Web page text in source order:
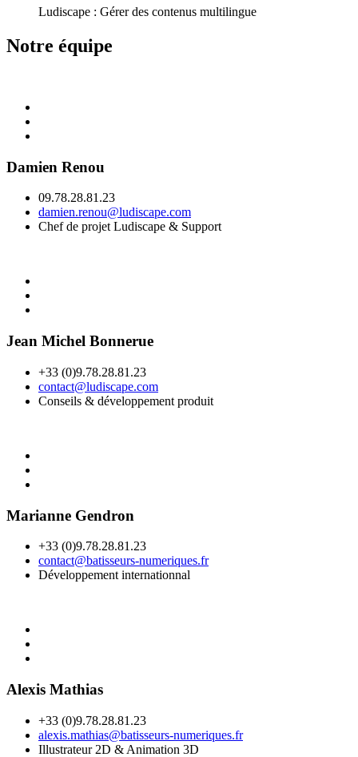
Ludiscape : Gérer des contenus multilingue
Notre équipe
Damien Renou
09.78.28.81.23
damien.renou@ludiscape.com
Chef de projet Ludiscape & Support
Jean Michel Bonnerue
+33 (0)9.78.28.81.23
contact@ludiscape.com
Conseils & développement produit
Marianne Gendron
+33 (0)9.78.28.81.23
contact@batisseurs-numeriques.fr
Développement internationnal
Alexis Mathias
+33 (0)9.78.28.81.23
alexis.mathias@batisseurs-numeriques.fr
Illustrateur 2D & Animation 3D